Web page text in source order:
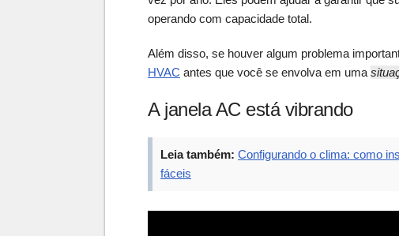
operando com capacidade total.
Além disso, se houver algum problema
HVAC antes que você se envolva em uma
A janela AC está vibrando
Leia também: Configurando o clima: como
fáceis